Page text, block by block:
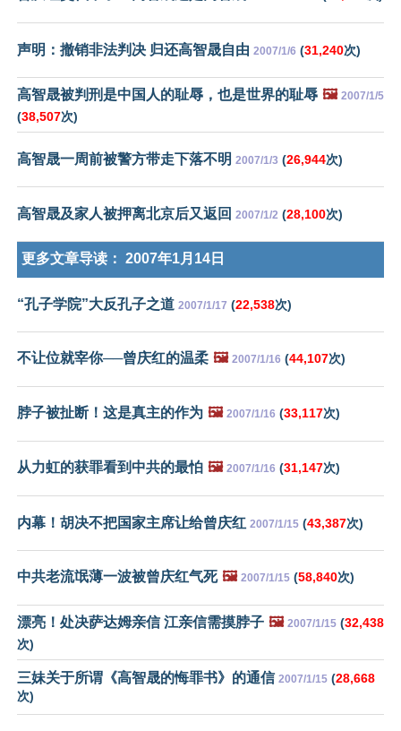
声明：撤销非法判决 归还高智晟自由 2007/1/6 (31,240次)
高智晟被判刑是中国人的耻辱，也是世界的耻辱 🖼️ 2007/1/5
(38,507次)
高智晟一周前被警方带走下落不明 2007/1/3 (26,944次)
高智晟及家人被押离北京后又返回 2007/1/2 (28,100次)
更多文章导读： 2007年1月14日
“孔子学院”大反孔子之道 2007/1/17 (22,538次)
不让位就宰你──曾庆红的温柔 🖼️ 2007/1/16 (44,107次)
脖子被扯断！这是真主的作为 🖼️ 2007/1/16 (33,117次)
从力虹的获罪看到中共的最怕 🖼️ 2007/1/16 (31,147次)
内幕！胡决不把国家主席让给曾庆红 2007/1/15 (43,387次)
中共老流氓薄一波被曾庆红气死 🖼️ 2007/1/15 (58,840次)
漂亮！处决萨达姆亲信 江亲信需摸脖子 🖼️ 2007/1/15 (32,438
次)
三妹关于所谓《高智晟的悔罪书》的通信 2007/1/15 (28,668
次)